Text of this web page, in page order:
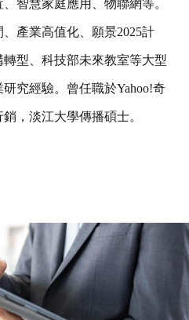
智慧家庭應用、物聯網等。
產業高值化、願景2025計
型、科技部未來教室等大型
究經驗。曾任職於Yahoo!奇
，淡江大學傳播碩士。